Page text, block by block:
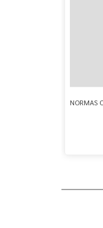
NORMAS